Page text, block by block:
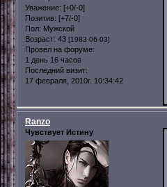
Уважение: [+0/-0]
Позитив: [+7/-0]
Пол: Мужской
Возраст: 43 [1983-06-03]
Провел на форуме:
1 день 16 часов
Последний визит:
17 февраля, 2010г. 10:34:42
Ranzo
Чувствует Истину